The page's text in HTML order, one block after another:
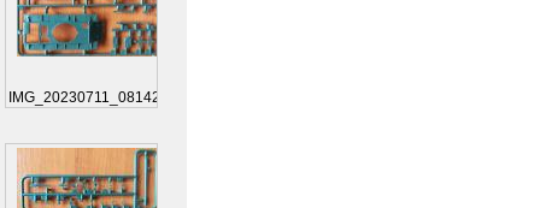
IMG_20230711_081429